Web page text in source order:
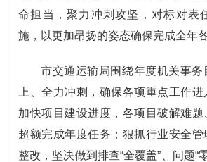
命担当，聚力冲刺攻坚，对标对表
施，以更加昂扬的姿态确保完成全年
市交通运输局围绕年度机关事务
上、全力冲刺，确保各项重点工作进
加快项目建设进度，各项目破解难
超额完成年度任务；狠抓行业安全
整改，坚决做到排查“全覆盖”、问题“